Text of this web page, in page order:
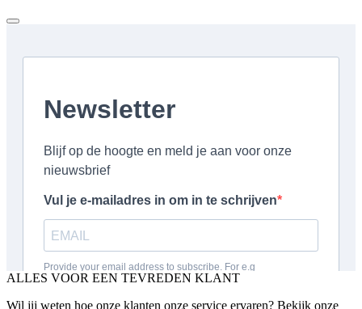
ALLES VOOR EEN TEVREDEN KLANT
Wil jij weten hoe onze klanten onze service ervaren? Bekijk onze